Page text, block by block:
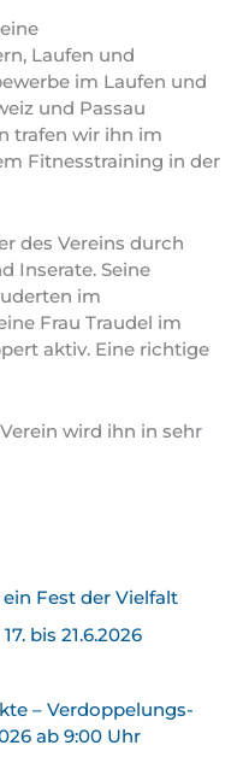
Laufen und
im Laufen und
und Passau
trafen wir ihn im
Fitnesstraining in der
des Vereins durch
Inserate. Seine
im
Frau Traudel im
aktiv. Eine richtige
wird ihn in sehr
Fest der Vielfalt
bis 21.6.2026
– Verdoppelungs­
ab 9:00 Uhr